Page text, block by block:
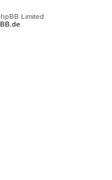
Limited